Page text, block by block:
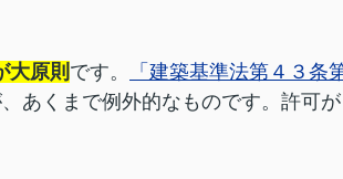
大原則 です。
「建築基準法第４３条
あくまで例外的なものです。許可が